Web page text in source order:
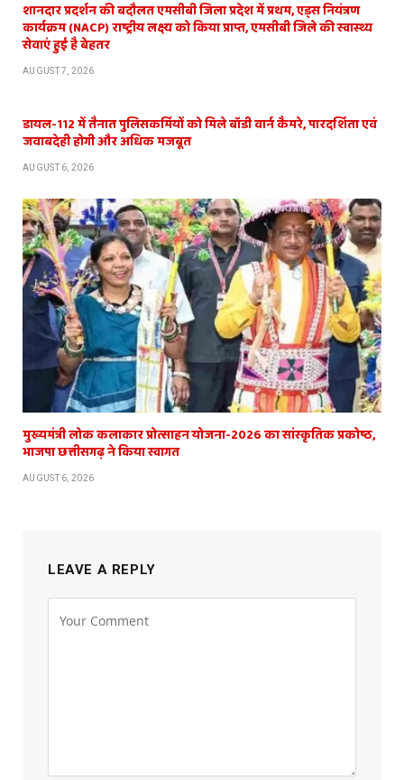
शानदार प्रदर्शन की बदौलत एमसीबी जिला प्रदेश में प्रथम, एड्स नियंत्रण
कार्यक्रम (NACP) राष्ट्रीय लक्ष्य को किया प्राप्त, एमसीबी जिले की स्वास्थ्य
सेवाएं हुई है बेहतर
AUGUST 7, 2026
डायल-112 में तैनात पुलिसकर्मियों को मिले बॉडी वार्न कैमरे, पारदर्शिता एवं
जवाबदेही होगी और अधिक मजबूत
AUGUST 6, 2026
मुख्यमंत्री लोक कलाकार प्रोत्साहन योजना-2026 का सांस्कृतिक प्रकोष्ठ,
भाजपा छत्तीसगढ़ ने किया स्वागत
AUGUST 6, 2026
LEAVE A REPLY